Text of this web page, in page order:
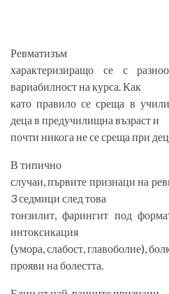
Ревматизъм
характеризиращо се с
вариабилност на курса. Как
като правило се среща в
деца в предучилищна възраст и
почти никога не се среща при
В типично
случаи, първите признаци на
3 седмици след това
тонзилит, фарингит под
интоксикация
(умора, слабост, главоболие),
прояви на болестта.